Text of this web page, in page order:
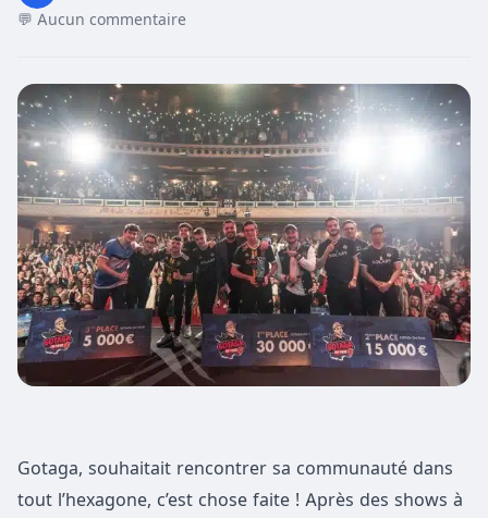
💬 Aucun commentaire
Gotaga, souhaitait rencontrer sa communauté dans
tout l’hexagone, c’est chose faite ! Après des shows à